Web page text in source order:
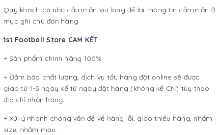
Quý khách có nhu cầu in ấn vui lòng để lại thông tin cần in ấn ở
mục ghi chú đơn hàng.
1st Football Store CAM KẾT
+ Sản phẩm chính hãng 100%
+ Đảm bảo chất lượng, dịch vụ tốt, hàng đặt online sẽ được
giao từ 1-5 ngày kể từ ngày đặt hàng (không kể CN) tùy theo
địa chỉ nhận hàng.
+ Xử lý nhanh chóng vấn đề về hàng lỗi, giao thiếu hàng, nhầm
size, nhầm màu.